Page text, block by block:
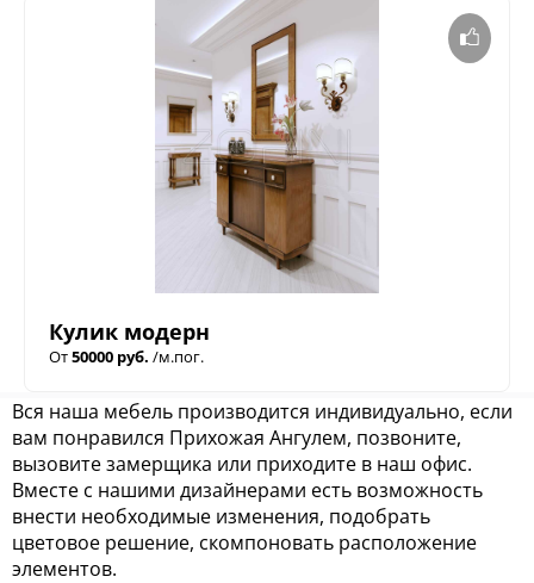
Кулик модерн
От50000 руб. /м.пог.
Вся наша мебель производится индивидуально, если
вам понравился Прихожая Ангулем, позвоните,
вызовите замерщика или приходите в наш офис.
Вместе с нашими дизайнерами есть возможность
внести необходимые изменения, подобрать
цветовое решение, скомпоновать расположение
элементов.